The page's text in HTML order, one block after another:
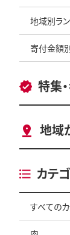
地域別ラ
寄付金額
特集
地域
カテ
すべての